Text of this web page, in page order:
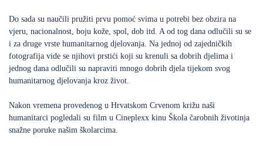
Do sada su naučili pružiti prvu pomoć svima u potrebi bez obzira na
vjeru, nacionalnost, boju kože, spol, dob itd. A od tog dana odlučili su se
i za druge vrste humanitarnog djelovanja. Na jednoj od zajedničkih
fotografija vide se njihovi prstići koji su krenuli sa dobrih djelima i
jednog dana odlučili su napraviti mnogo dobrih djela tijekom svog
humanitarnog djelovanja kroz život.
Nakon vremena provedenog u Hrvatskom Crvenom križu naši
humanitarci pogledali su film u Cineplexx kinu Škola čarobnih životinja
snažne poruke našim školarcima.